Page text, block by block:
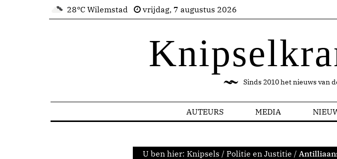
28°C Wilemstad vrijdag, 7 augustus 2026
Sinds 2010 het nieuws van
AUTEURS MEDIA
U ben hier: Knipsels / Politie en Justitie /